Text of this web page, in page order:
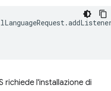
.
richiede l'installazione di